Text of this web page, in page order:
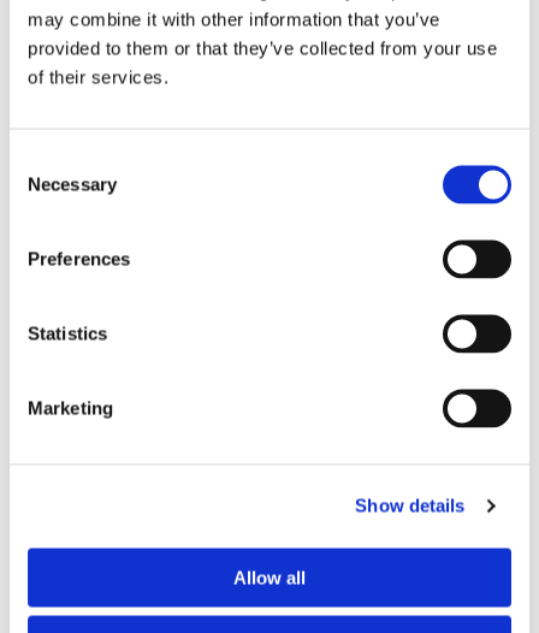
may combine it with other information that you’ve
provided to them or that they’ve collected from your use
of their services.
Selection
Necessary
Preferences
Statistics
Marketing
Show details
Allow all
welcome
It's possible to add a winery tour to the
tasting. However, if it's unavailable,
€ 30,00